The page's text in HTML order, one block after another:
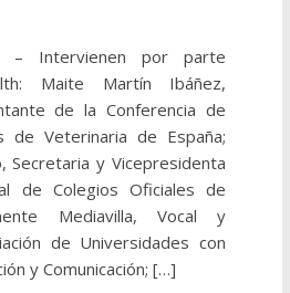
– Intervienen por parte
Maite Martín Ibáñez,
de la Conferencia de
de Veterinaria de España;
Secretaria y Vicepresidenta
de Colegios Oficiales de
Mediavilla, Vocal y
de Universidades con
y Comunicación; […]